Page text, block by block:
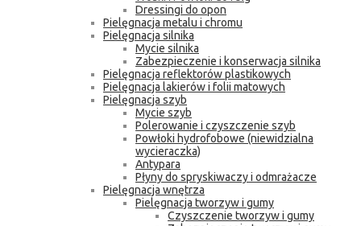
Dressingi do opon
Pielęgnacja metalu i chromu
Pielęgnacja silnika
Mycie silnika
Zabezpieczenie i konserwacja silnika
Pielęgnacja reflektorów plastikowych
Pielęgnacja lakierów i folii matowych
Pielęgnacja szyb
Mycie szyb
Polerowanie i czyszczenie szyb
Powłoki hydrofobowe (niewidzialna
wycieraczka)
Antypara
Płyny do spryskiwaczy i odmrażacze
Pielęgnacja wnętrza
Pielęgnacja tworzyw i gumy
Czyszczenie tworzyw i gumy